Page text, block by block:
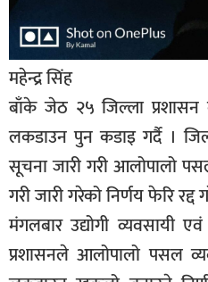
महेन्द्र सिंह
बाँके जेठ २५ जिल्ला प्रशासन
लकडाउन पुन कडाइ गर्दै ।
सूचना जारी गरी आलोपालो
गरी जारी गरेको निर्णय फेरि रद्द
मंगलबार उद्योगी व्यवसायी
प्रशासनले आलोपालो पसल